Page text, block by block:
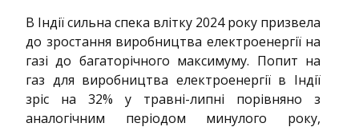
В Індії сильна спека влітку 2024 року призвела
до зростання виробництва електроенергії на
газі до багаторічного максимуму. Попит на
газ для виробництва електроенергії в Індії
зріс на 32% у травні-липні порівняно з
аналогічним періодом минулого року,